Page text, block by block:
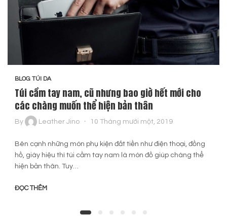
BLOG TÚI DA
Túi cầm tay nam, cũ nhưng bao giờ hết mới cho
các chàng muốn thể hiện bản thân
By Leather Jino 10 Tháng mười một, 2019
Bên cạnh những món phụ kiện đắt tiền như điện thoại, đồng
hồ, giày hiệu thì túi cầm tay nam là món đồ giúp chàng thể
hiện bản thân. Tuy…
ĐỌC THÊM